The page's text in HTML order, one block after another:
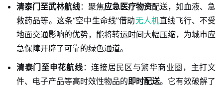
清泰门至武林航线：聚焦应急医疗物资配送，如血液、急
救药品等。这条“空中生命线”借助无人机直线飞行、不受
地面交通影响的优势，能将转运时间大幅压缩，为城市应
急保障开辟了可靠的绿色通道。
清泰门至申花航线 ：连接居民区与繁华商业圈，主打文
件、电子产品等高时效性物品的即时配送。它有效破解了